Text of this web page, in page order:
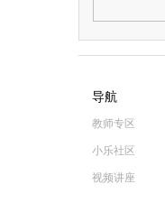
导航
教师专区
小乐社区
视频讲座